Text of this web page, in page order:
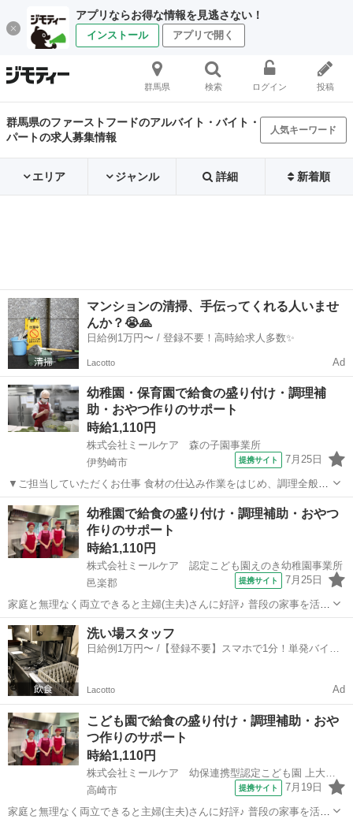
アプリならお得な情報を見逃さない！
インストール アプリで開く
群馬県 検索 ログイン 投稿
群馬県のファーストフードのアルバイト・バイト・
パートの求人募集情報
人気キーワード
エリア ジャンル 詳細 新着順
マンションの清掃、手伝ってくれる人いませ
んか？😭🙏
日給例1万円〜 / 登録不要！高時給求人多数✨
Lacotto Ad
幼稚園・保育園で給食の盛り付け・調理補
助・おやつ作りのサポート
時給1,110円
株式会社ミールケア 森の子園事業所
伊勢崎市
提携サイト 7月25日
▼ご担当していただくお仕事 食材の仕込み作業をはじめ、調理全般・
味付け・盛り付けなどをお願いします◎ 最初は野菜のカット・食器の
準備など簡単な作業からスタート◎ 先輩スタッフのお手伝いをしなが
ら、職場の雰囲気やお仕事の流れ...
群馬 伊勢崎市 ファーストフード
幼稚園で給食の盛り付け・調理補助・おやつ
作りのサポート
時給1,110円
株式会社ミールケア 認定こども園えのき幼稚園事業所
邑楽郡
提携サイト 7月25日
家庭と無理なく両立できると主婦(主夫)さんに好評♪ 普段の家事を活か
して働きませんか？ ▼ご担当していただくお仕事 食材の仕込み作業を
はじめ、 調理全般・味付け・盛り付け等をお願いします。 まずは先輩
スタッフのお手伝いを...
群馬 邑楽郡 ファーストフード
洗い場スタッフ
日給例1万円〜 /【登録不要】スマホで1分！単発バイト
Lacotto Ad
こども園で給食の盛り付け・調理補助・おや
つ作りのサポート
時給1,110円
株式会社ミールケア 幼保連携型認定こども園 上大類こども園事業所
高崎市
提携サイト 7月19日
家庭と無理なく両立できると主婦(主夫)さんに好評♪ 普段の家事を活か